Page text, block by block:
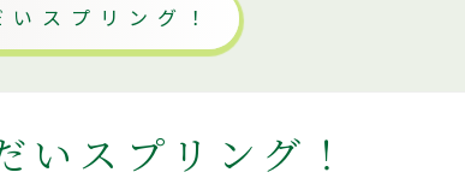
スプリング！
スプリング！